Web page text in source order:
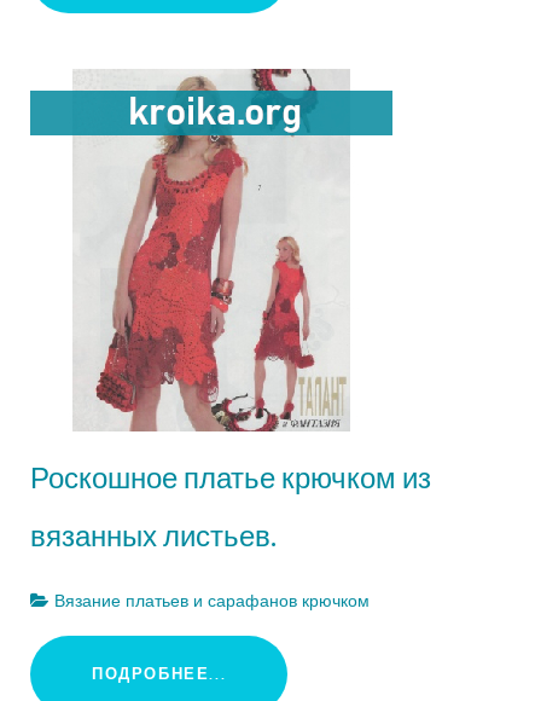
Роскошное платье крючком из
вязанных листьев.
Вязание платьев и сарафанов крючком
ПОДРОБНЕЕ...